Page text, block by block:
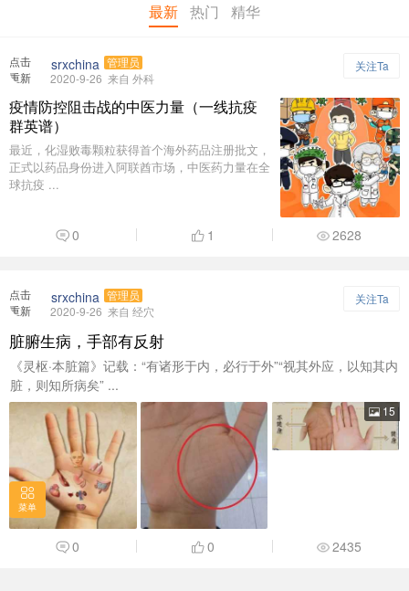
最新 热门 精华
点击
重新
srxchina 管理员
2020-9-26 来自 外科
关注Ta
疫情防控阻击战的中医力量（一线抗疫
群英谱）
最近，化湿败毒颗粒获得首个海外药品注册批文，
正式以药品身份进入阿联酋市场，中医药力量在全
球抗疫 ...
0 1 2628
点击
重新
srxchina 管理员
2020-9-26 来自 经穴
关注Ta
脏腑生病，手部有反射
《灵枢·本脏篇》记载：“有诸形于内，必行于外”“视其外应，以知其内
脏，则知所病矣” ...
15
0 0 2435
菜单